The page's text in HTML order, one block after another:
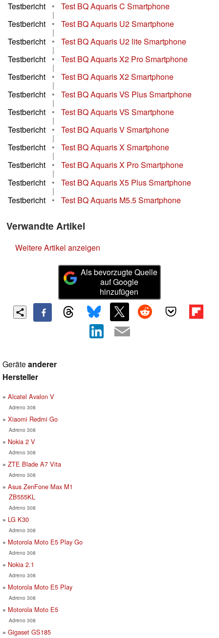
Testbericht
• Test BQ Aquaris C Smartphone
|
Testbericht
• Test BQ Aquaris U2 Smartphone
|
Testbericht
• Test BQ Aquaris U2 lite Smartphone
|
Testbericht
• Test BQ Aquaris X2 Pro Smartphone
|
Testbericht
• Test BQ Aquaris X2 Smartphone
|
Testbericht
• Test BQ Aquaris VS Plus Smartphone
|
Testbericht
• Test BQ Aquaris VS Smartphone
|
Testbericht
• Test BQ Aquaris V Smartphone
|
Testbericht
• Test BQ Aquaris X Smartphone
|
Testbericht
• Test BQ Aquaris X Pro Smartphone
|
Testbericht
• Test BQ Aquaris X5 Plus Smartphone
|
Testbericht
• Test BQ Aquaris M5.5 Smartphone
Verwandte Artikel
Weitere Artikel anzeigen
Als bevorzugte Quelle
auf Google
hinzufügen
Geräteanderer
Hersteller
Alcatel Avalon V
Adreno 308
Xiaomi Redmi Go
Adreno 308
Nokia 2 V
Adreno 308
ZTE Blade A7 Vita
Adreno 308
Asus ZenFone Max M1
ZB555KL
Adreno 308
LG K30
Adreno 308
Motorola Moto E5 Play Go
Adreno 308
Nokia 2.1
Adreno 308
Motorola Moto E5 Play
Adreno 308
Motorola Moto E5
Adreno 308
Gigaset GS185